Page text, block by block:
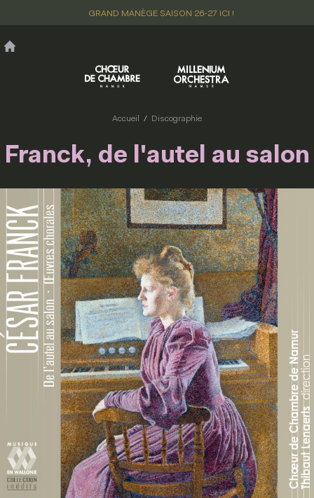
principal
GRAND MANÈGE SAISON 26-27 ICI !
Accueil Discographie
Franck, de l'autel au salon